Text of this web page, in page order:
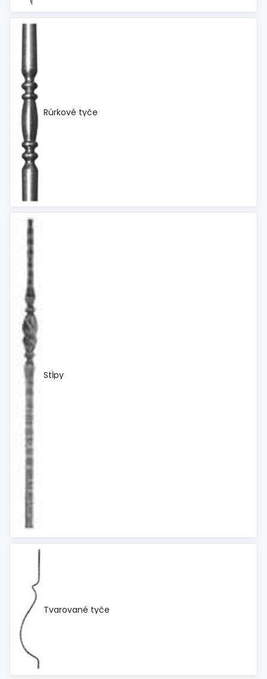
Rúrkové tyče
Stĺpy
Tvarované tyče